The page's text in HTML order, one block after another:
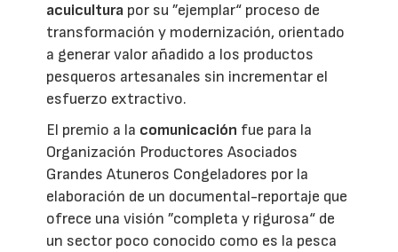
acuicultura por su ”ejemplar“ proceso de
transformación y modernización, orientado
a generar valor añadido a los productos
pesqueros artesanales sin incrementar el
esfuerzo extractivo.
El premio a la comunicación fue para la
Organización Productores Asociados
Grandes Atuneros Congeladores por la
elaboración de un documental-reportaje que
ofrece una visión ”completa y rigurosa“ de
un sector poco conocido como es la pesca